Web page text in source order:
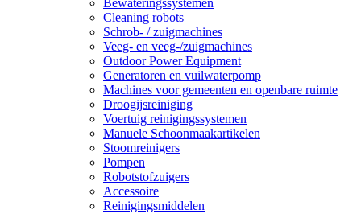
Bewateringssystemen
Cleaning robots
Schrob- / zuigmachines
Veeg- en veeg-/zuigmachines
Outdoor Power Equipment
Generatoren en vuilwaterpomp
Machines voor gemeenten en openbare ruimte
Droogijsreiniging
Voertuig reinigingssystemen
Manuele Schoonmaakartikelen
Stoomreinigers
Pompen
Robotstofzuigers
Accessoire
Reinigingsmiddelen